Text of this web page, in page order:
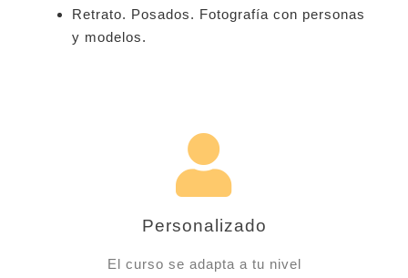
Retrato. Posados. Fotografía con personas
y modelos.
Personalizado
El curso se adapta a tu nivel